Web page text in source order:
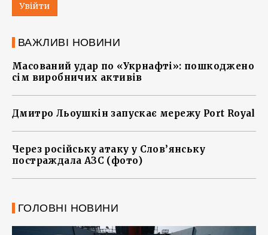
Увійти
ВАЖЛИВІ НОВИНИ
Масований удар по «Укрнафті»: пошкоджено
сім виробничих активів
Дмитро Льоушкін запускає мережу Port Royal
Через російську атаку у Слов’янську
постраждала АЗС (фото)
ГОЛОВНІ НОВИНИ